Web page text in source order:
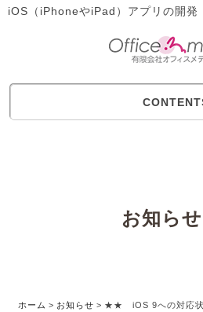
iOS（iPhoneやiPad）アプリの開発
お知らせ
ホーム > お知らせ > ★★ iOS 9への対応